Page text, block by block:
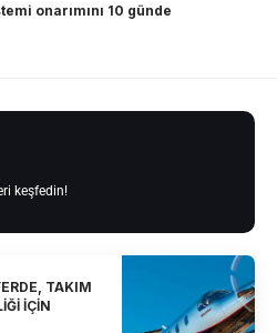
onarımını 10 günde
keşfedin!
TAKIM
İÇİN